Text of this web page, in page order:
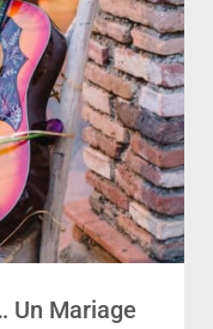
Un Mariage